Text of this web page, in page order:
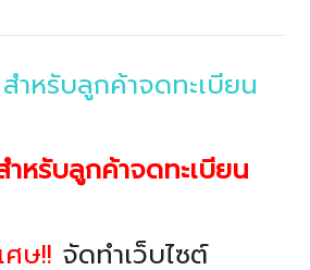
ำหรับลูกค้าจดทะเบียน
หรับลูกค้าจดทะเบียน
ษ!! จัดทำเว็บไซต์